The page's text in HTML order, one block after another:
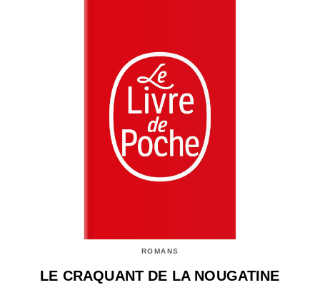
ROMANS
LE CRAQUANT DE LA NOUGATINE